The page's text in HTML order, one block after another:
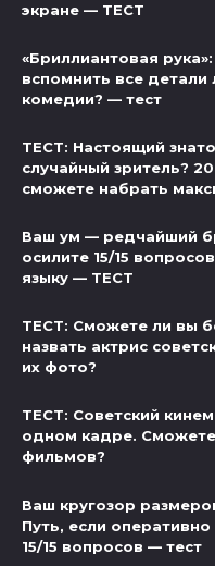
экране — ТЕСТ
«Бриллиантовая
вспомнить все детали
комедии? — тест
ТЕСТ: Настоящий
случайный зритель?
сможете набрать
Ваш ум — редчайший
осилите 15/15
языку — ТЕСТ
ТЕСТ: Сможете ли вы
назвать актрис
их фото?
ТЕСТ: Советский
одном кадре. Сможете
фильмов?
Ваш кругозор
Путь, если оперативно
15/15 вопросов — тест